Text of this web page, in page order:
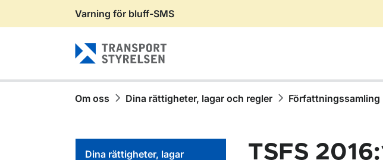
Gå till sidans innehåll
Varning för bluff-SMS
Om oss Dina rättigheter, lagar och regler Författningssamling
Dina rättigheter, lagar
TSFS